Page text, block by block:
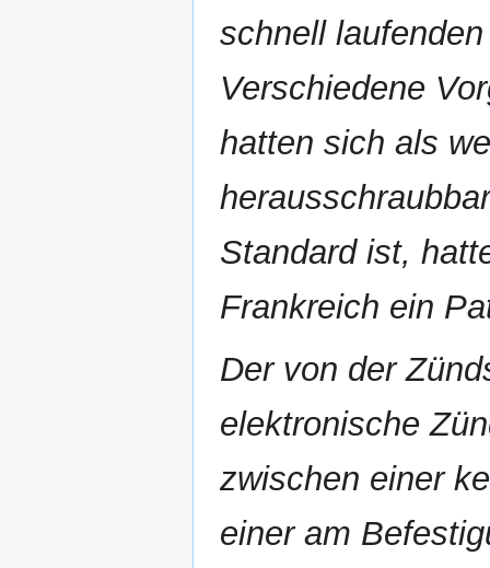
schnell
Verschiedene
hatten sich als
Standard ist,
Frankreich ein
Der von der
elektronische
zwischen einer
einer am